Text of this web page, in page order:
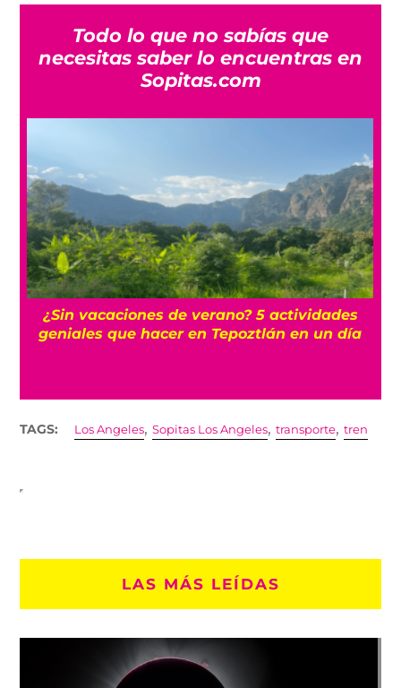
Todo lo que no sabías que
necesitas saber lo encuentras en
Sopitas.com
¿Sin vacaciones de verano? 5 actividades
geniales que hacer en Tepoztlán en un día
TAGS: Los Angeles,Sopitas Los Angeles,transporte,tren
LAS MÁS LEÍDAS